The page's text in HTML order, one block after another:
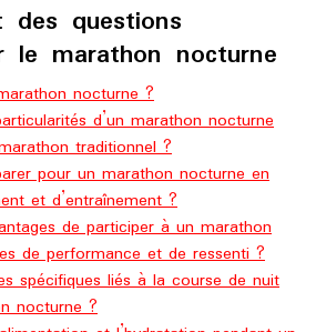
des questions
le marathon nocturne
nocturne ?
d’un marathon nocturne
traditionnel ?
pour un marathon nocturne en
et d’entraînement ?
de participer à un marathon
de performance et de ressenti ?
spécifiques liés à la course de nuit
nocturne ?